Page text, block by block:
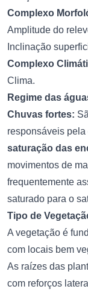
Complexo
Amplitude do
Inclinação
Complexo
Clima.
Regime das
Chuvas fortes:
responsáveis
saturação das
movimentos de
frequentemente
saturado para o
Tipo de
A vegetação é
com locais bem
As raízes das
com reforços